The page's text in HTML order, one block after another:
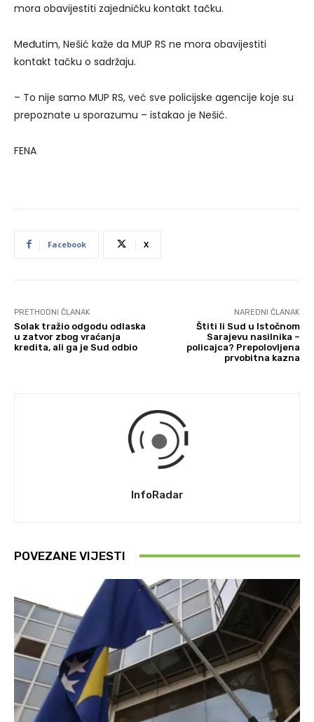
mora obavijestiti zajedničku kontakt tačku.
Međutim, Nešić kaže da MUP RS ne mora obavijestiti
kontakt tačku o sadržaju.
– To nije samo MUP RS, već sve policijske agencije koje su
prepoznate u sporazumu – istakao je Nešić.
FENA
Facebook X
PRETHODNI ČLANAK
Solak tražio odgodu odlaska
u zatvor zbog vraćanja
kredita, ali ga je Sud odbio
NAREDNI ČLANAK
Štiti li Sud u Istočnom
Sarajevu nasilnika –
policajca? Prepolovljena
prvobitna kazna
InfoRadar
POVEZANE VIJESTI